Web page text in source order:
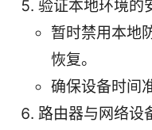
验证本地环境的
暂时禁用本地
恢复。
确保设备时间
路由器与网络设